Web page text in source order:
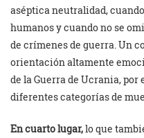
aséptica neutralidad,
humanos y cuando no se
de crímenes de guerra. Un
orientación altamente
de la Guerra de Ucrania, por
diferentes categorías de
En cuarto lugar,lo que